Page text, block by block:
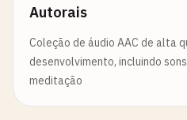
Autorais
Coleção de áudio AAC de alta
desenvolvimento, incluindo
meditação